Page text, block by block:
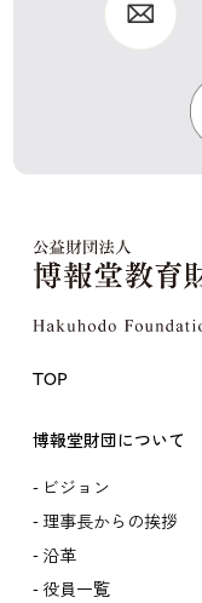
TOP
博報堂財団について
ビジョン
理事長からの挨拶
沿革
役員一覧